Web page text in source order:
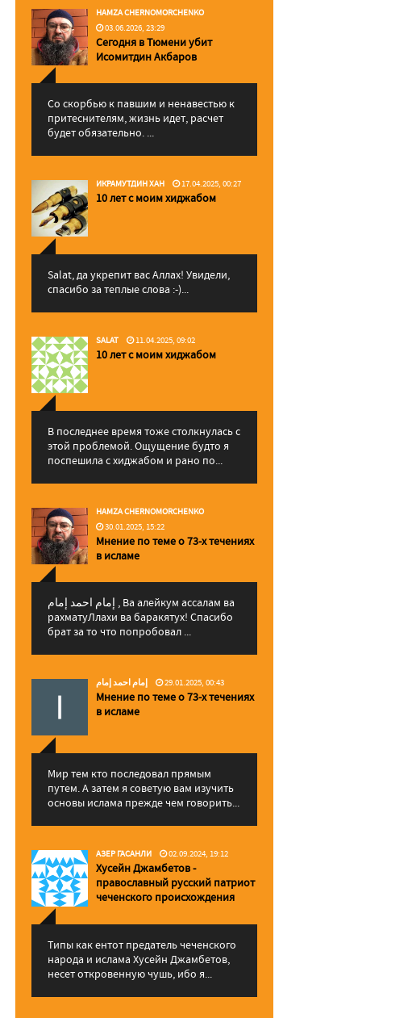
HAMZA CHERNOMORCHENKO
03.06.2026, 23:29
Сегодня в Тюмени убит
Исомитдин Акбаров
Со скорбью к павшим и ненавестью к
притеснителям, жизнь идет, расчет
будет обязательно. ...
ИКРАМУТДИН ХАН 17.04.2025, 00:27
10 лет с моим хиджабом
Salat, да укрепит вас Аллаx! Увидели,
спасибо за теплые слова :-)...
SALAT 11.04.2025, 09:02
10 лет с моим хиджабом
В последнее время тоже столкнулась с
этой проблемой. Ощущение будто я
поспешила с хиджабом и рано по...
HAMZA CHERNOMORCHENKO
30.01.2025, 15:22
Мнение по теме о 73-х течениях
в исламе
إمام احمد إمام , Ва алейкум ассалам ва
рахматуЛлахи ва баракятух! Спасибо
брат за то что попробовал ...
إمام احمد إمام 29.01.2025, 00:43
Мнение по теме о 73-х течениях
в исламе
Мир тем кто последовал прямым
путем. А затем я советую вам изучить
основы ислама прежде чем говорить...
АЗЕР ГАСАНЛИ 02.09.2024, 19:12
Хусейн Джамбетов -
православный русский патриот
чеченского происхождения
Типы как ентот предатель чеченского
народа и ислама Хусейн Джамбетов,
несет откровенную чушь, ибо я...